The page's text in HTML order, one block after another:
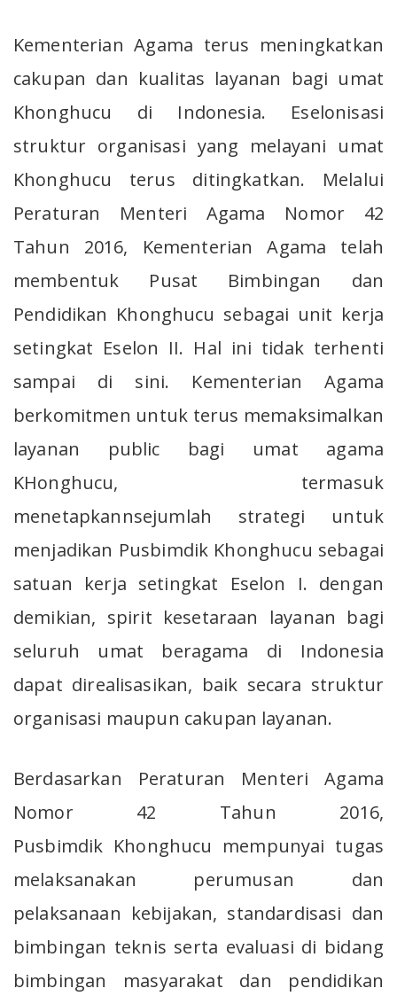
Kementerian Agama terus meningkatkan
cakupan dan kualitas layanan bagi umat
Khonghucu di Indonesia. Eselonisasi
struktur organisasi yang melayani umat
Khonghucu terus ditingkatkan. Melalui
Peraturan Menteri Agama Nomor 42
Tahun 2016, Kementerian Agama telah
membentuk Pusat Bimbingan dan
Pendidikan Khonghucu sebagai unit kerja
setingkat Eselon II. Hal ini tidak terhenti
sampai di sini. Kementerian Agama
berkomitmen untuk terus memaksimalkan
layanan public bagi umat agama
KHonghucu, termasuk
menetapkannsejumlah strategi untuk
menjadikan Pusbimdik Khonghucu sebagai
satuan kerja setingkat Eselon I. dengan
demikian, spirit kesetaraan layanan bagi
seluruh umat beragama di Indonesia
dapat direalisasikan, baik secara struktur
organisasi maupun cakupan layanan.
Berdasarkan Peraturan Menteri Agama
Nomor 42 Tahun 2016,
Pusbimdik Khonghucu mempunyai tugas
melaksanakan perumusan dan
pelaksanaan kebijakan, standardisasi dan
bimbingan teknis serta evaluasi di bidang
bimbingan masyarakat dan pendidikan